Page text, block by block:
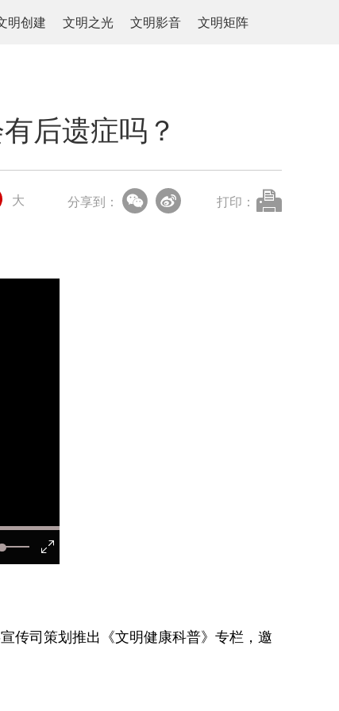
明创建 文明之光 文明影音 文明矩阵
后遗症吗？
大 分享到： 打印：
传司策划推出《文明健康科普》专栏，邀